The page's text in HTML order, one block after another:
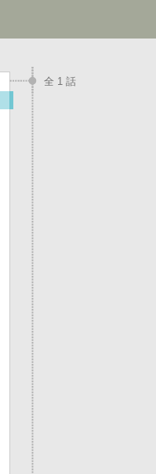
全 1 話